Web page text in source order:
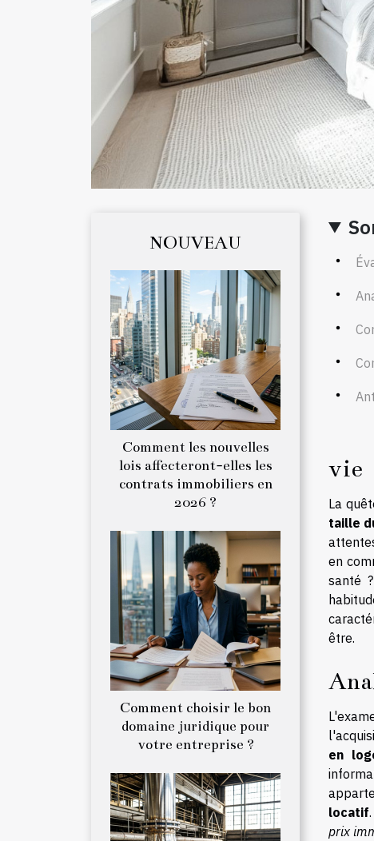
NOUVEAU
Comment les nouvelles
lois affecteront-elles les
contrats immobiliers en
2026 ?
Comment choisir le bon
domaine juridique pour
votre entreprise ?
vie
La
taille
en
santé
être.
en
locatif
prix